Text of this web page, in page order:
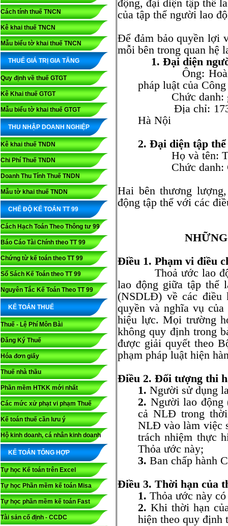
Cách tính thuế TNCN
Kê khai thuế TNCN
Mẫu biểu tờ khai thuế TNCN
THUẾ GIÁ TRỊ GIA TĂNG
Quy định về thuế GTGT
Kê Khai thuế GTGT
Mẫu biểu tờ khai thuế GTGT
THU NHẬP DOANH NGHIỆP
Kê khai thuế TNDN
Chi Phí Thuế TNDN
Doanh Thu Tính Thuế TNDN
Mẫu tờ khai thuế TNDN
CHẾ ĐỘ KẾ TOÁN TT 99
Cách Hạch Toán Theo Thông tư 99
Báo Cáo Tài Chính theo TT 99
Chứng từ kế toán theo TT 99
Sổ Sách Kế Toán theo TT 99
Nguyên Tắc Kế Toán Theo TT 99
KẾ TOÁN THUẾ
Thuế - Lệ Phí Môn Bài
Đăng Ký Thuế
Hóa đơn giấy
Thuế nhà thầu
Phần mềm HTKK mới nhất
Các mức xử phạt vi phạm Thuế
Kế toán thuế cần lưu ý
Hộ kinh doanh, cá nhân kinh doanh
KẾ TOÁN TỔNG HỢP
Tự học Kế toán trên Excel
Tự học Phần mềm kế toán Misa
Tự học phần mềm kế toán Fast
Tài sản cố định - CCDC
động, đại diện tập thể
của tập thể người lao
Để đảm bảo quyền lợi
mỗi bên trong quan hệ
1. Đại diện
Ông: Hoàng
pháp luật của
Chức danh:
Địa chỉ: 173
Hà Nội
2. Đại diện tập
Họ và tên:
Chức danh:
Hai bên thương
động tập thể với các
Điều 1. Phạm vi điều
Thoả ước lao động
lao động giữa tập thể
(NSDLĐ) về các điều
quyền và nghĩa vụ
hiệu lực. Mọi trường
không quy định trong
được giải quyết theo
phạm pháp luật hiện
Điều 2. Đối tượng thi
1. Người sử dụng
2. Người lao
cả NLĐ trong
NLĐ vào làm việc
trách nhiệm thực
Thỏa ước này;
3. Ban chấp hành
Điều 3. Thời hạn của
1. Thỏa ước này
2. Khi thời hạn
hiện theo quy định